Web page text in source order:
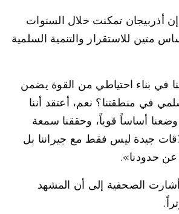
أذربيجان تمكنت خلال السنوات
متين للاستقرار والتنمية السلمية
في بناء احتياطي من القوة يضمن
في منطقتنا؟ نعم، أعتقد أننا
أساساً قوياً، وحققنا سمعة
جيدة ليس فقط مع جيراننا بل
حدودنا».
الصحفية إلى أن المشهد